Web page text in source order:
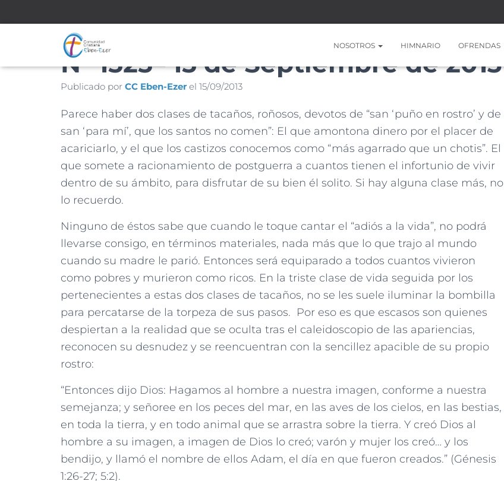
NOSOTROS HIMNARIO OFRENDAS
Nº 1525– 15 de Septiembre de 2013
Publicado por CC Eben-Ezer el 15/09/2013
Parece haber dos clases de tacaños, roñosos, devotos de “san ‘puño en rostro’ y de
san ‘para mí’, que los santos no comen”: El que amontona dinero por el placer de
acariciarlo, y el que los castizos conocemos como “más agarrado que un chotis”. El
que somete a racionamiento de postguerra a cuantos tienen el infortunio de vivir
dentro de su ámbito, para disfrutar de su bien él solito. Si hay alguna clase más, no
lo recuerdo.
Ninguno de éstos sabe que cuando le toque cantar el “adiós a la vida”, no podrá
llevarse consigo, en términos materiales, nada más que lo que trajo al mundo
cuando su madre le parió. Entonces será equiparado a todos cuantos vivieron
como pobres y murieron como ricos. En la triste clase de vida seguida por los
pertenecientes a estas dos clases de tacaños, no se les suele iluminar la bombilla
para percatarse de la torpeza de sus pasos. Por eso es que escasos son quienes
despiertan a la realidad que se oculta tras el caleidoscopio de las apariencias,
reconocen su desnudez y se reencuentran con la sencillez apacible de su propio
rostro:
“Entonces dijo Dios: Hagamos al hombre a nuestra imagen, conforme a nuestra
semejanza; y señoree en los peces del mar, en las aves de los cielos, en las bestias,
en toda la tierra, y en todo animal que se arrastra sobre la tierra. Y creó Dios al
hombre a su imagen, a imagen de Dios lo creó; varón y mujer los creó… y los
bendijo, y llamó el nombre de ellos Adam, el día en que fueron creados.” (Génesis
1:26-27; 5:2).